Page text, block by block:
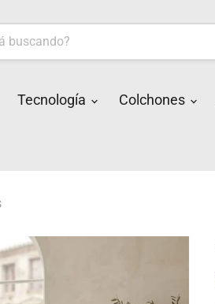
Tecnología
Colchones